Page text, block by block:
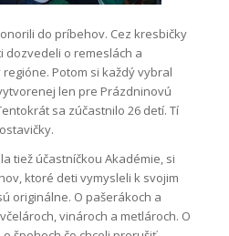
do príbehov. Cez kresbičky
dozvedeli o remeslách a
Potom si každý vybral
len pre Prázdninovú
sa zúčastnilo 26 detí. Tí
tiež účastníčkou Akadémie, si
ktoré deti vymysleli k svojim
originálne. O pašerákoch a
vinároch a metlároch. O